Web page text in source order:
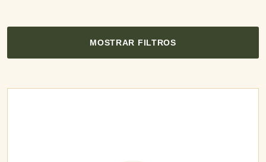
MOSTRAR FILTROS